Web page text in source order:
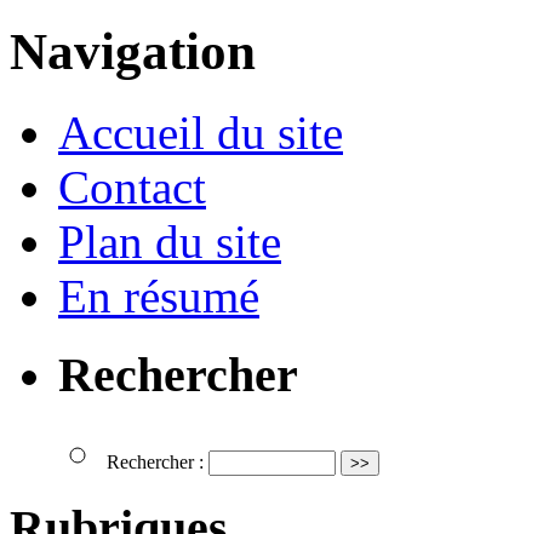
Navigation
Accueil du site
Contact
Plan du site
En résumé
Rechercher
Rechercher :